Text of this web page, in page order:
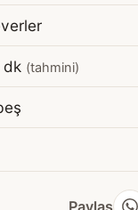
dk (tahmini)
Paylaş